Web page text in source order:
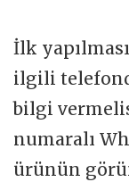
İlk
ilgili
bilgi
numaralı
ürünün